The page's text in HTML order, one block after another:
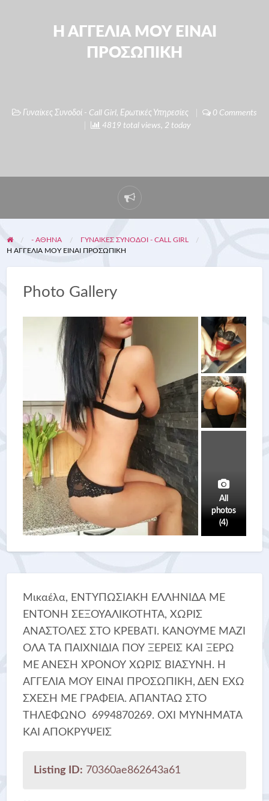
Η ΑΓΓΕΛΙΑ ΜΟΥ ΕΙΝΑΙ
ΠΡΟΣΩΠΙΚΗ
Γυναίκες Συνοδοί - Call Girl, Ερωτικές Υπηρεσίες
0 Comments
4819 total views, 2 today
- ΑΘΗΝΑ
ΓΥΝΑΊΚΕΣ ΣΥΝΟΔΟΊ - CALL GIRL
Η ΑΓΓΕΛΙΑ ΜΟΥ ΕΙΝΑΙ ΠΡΟΣΩΠΙΚΗ
Photo Gallery
All
photos
(4)
Μικαέλα, ΕΝΤΥΠΩΣΙΑΚΗ ΕΛΛΗΝΙΔΑ ΜΕ
ΕΝΤΟΝΗ ΣΕΞΟΥΑΛΙΚΟΤΗΤΑ, ΧΩΡΙΣ
ΑΝΑΣΤΟΛΕΣ ΣΤΟ ΚΡΕΒΑΤΙ. ΚΑΝΟΥΜΕ ΜΑΖΙ
ΟΛΑ ΤΑ ΠΑΙΧΝΙΔΙΑ ΠΟΥ ΞΕΡΕΙΣ ΚΑΙ ΞΕΡΩ
ΜΕ ΑΝΕΣΗ ΧΡΟΝΟΥ ΧΩΡΙΣ ΒΙΑΣΥΝΗ. Η
ΑΓΓΕΛΙΑ ΜΟΥ ΕΙΝΑΙ ΠΡΟΣΩΠΙΚΗ, ΔΕΝ ΕΧΩ
ΣΧΕΣΗ ΜΕ ΓΡΑΦΕΙΑ. ΑΠΑΝΤΑΩ ΣΤΟ
ΤΗΛΕΦΩΝΟ 6994870269. ΟΧΙ ΜΥΝΗΜΑΤΑ
ΚΑΙ ΑΠΟΚΡΥΨΕΙΣ
Listing ID: 70360ae862643a61